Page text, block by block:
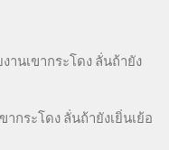
านเขากระโดง ลั่นถ้ายัง
ากระโดง ลั่นถ้ายังเยิ่นเย้อ